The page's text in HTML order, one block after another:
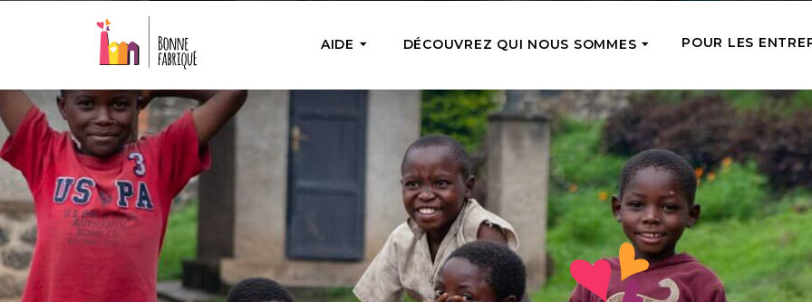
AIDE
AIDE PONCTUELLE
Aide urgente
Fournir de l’aide là où elle est le plus
nécessaire en ce moment
Bienfaisance24
Achetez pour les personnes dans le
besoin sur notre marché de bonnes
SOUTIEN
Tope-là 5 !
Soutenez
avec de petits
une chance de
Adoptez une
Devenez la
DÉCOUVREZ QUI NOUS SOMMES
Notre équipe
Rencontrez les coursiers du soutien
que vous avez fourni
Comment nous aidons
Nous nourrissons, traitons, éduquons
et donnons des emplois – voyez ce
que cela signifie vraiment
POUR LES